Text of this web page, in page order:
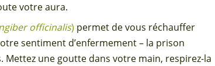
votre aura.
officinalis) permet de vous réchauffer
sentiment d’enfermement – la prison
Mettez une goutte dans votre main, respirez-la